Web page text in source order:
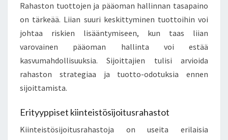
Rahaston tuottojen ja pääoman hallinnan tasapaino
on tärkeää. Liian suuri keskittyminen tuottoihin voi
johtaa riskien lisääntymiseen, kun taas liian
varovainen pääoman hallinta voi estää
kasvumahdollisuuksia. Sijoittajien tulisi arvioida
rahaston strategiaa ja tuotto-odotuksia ennen
sijoittamista.
Erityyppiset kiinteistösijoitusrahastot
Kiinteistösijoitusrahastoja on useita erilaisia